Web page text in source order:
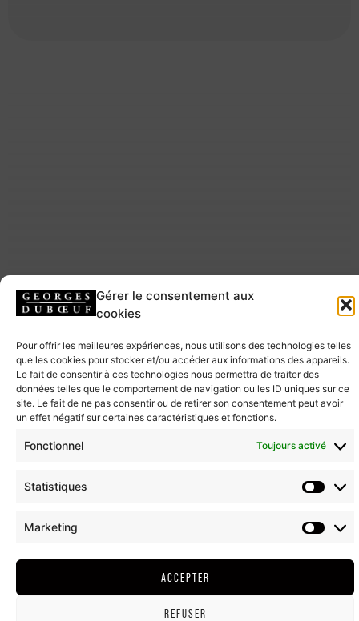
Gérer le consentement aux
cookies
Pour offrir les meilleures expériences, nous utilisons des technologies telles
que les cookies pour stocker et/ou accéder aux informations des appareils.
Le fait de consentir à ces technologies nous permettra de traiter des
données telles que le comportement de navigation ou les ID uniques sur ce
site. Le fait de ne pas consentir ou de retirer son consentement peut avoir
un effet négatif sur certaines caractéristiques et fonctions.
Fonctionnel Toujours activé
Statistiques
Marketing
ACCEPTER
REFUSER